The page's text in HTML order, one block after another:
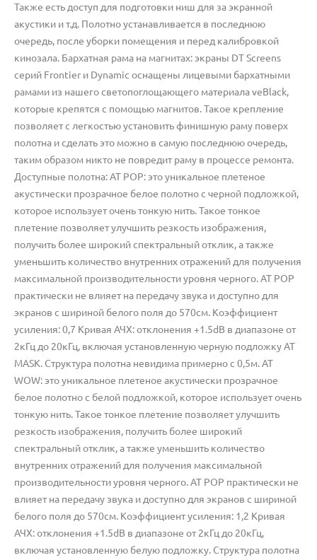
Также есть доступ для подготовки ниш для за экранной
акустики и т.д. Полотно устанавливается в последнюю
очередь, после уборки помещения и перед калибровкой
кинозала. Бархатная рама на магнитах: экраны DT Screens
серий Frontier и Dynamic оснащены лицевыми бархатными
рамами из нашего светопоглощающего материала veBlack,
которые крепятся с помощью магнитов. Такое крепление
позволяет с легкостью установить финишную раму поверх
полотна и сделать это можно в самую последнюю очередь,
таким образом никто не повредит раму в процессе ремонта.
Доступные полотна: AT POP: это уникальное плетеное
акустически прозрачное белое полотно с черной подложкой,
которое использует очень тонкую нить. Такое тонкое
плетение позволяет улучшить резкость изображения,
получить более широкий спектральный отклик, а также
уменьшить количество внутренних отражений для получения
максимальной производительности уровня черного. AT POP
практически не влияет на передачу звука и доступно для
экранов с шириной белого поля до 570см. Коэффициент
усиления: 0,7 Кривая АЧХ: отклонения +1.5dB в диапазоне от
2кГц до 20кГц, включая установленную черную подложку AT
MASK. Структура полотна невидима примерно с 0,5м. AT
WOW: это уникальное плетеное акустически прозрачное
белое полотно с белой подложкой, которое использует очень
тонкую нить. Такое тонкое плетение позволяет улучшить
резкость изображения, получить более широкий
спектральный отклик, а также уменьшить количество
внутренних отражений для получения максимальной
производительности уровня черного. AT POP практически не
влияет на передачу звука и доступно для экранов с шириной
белого поля до 570см. Коэффициент усиления: 1,2 Кривая
АЧХ: отклонения +1.5dB в диапазоне от 2кГц до 20кГц,
включая установленную белую подложку. Структура полотна